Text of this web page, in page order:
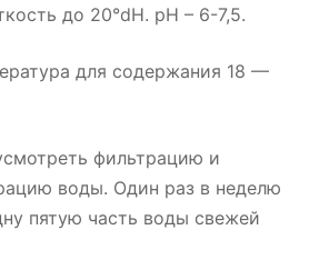
до 20°dH. pH – 6-7,5.
для содержания 18 —
фильтрацию и
воды. Один раз в неделю
пятую часть воды свежей